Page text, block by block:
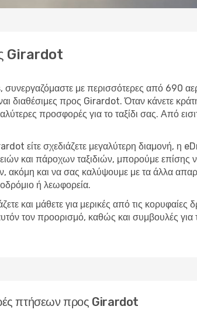
Girardot
με περισσότερες από 690
διαθέσιμες προς Girardot. Όταν κάνετε
προσφορές για το ταξίδι σας. Από
είτε σχεδιάζετε μεγαλύτερη διαμονή, η
και πάροχων ταξιδιών, μπορούμε επίσης
και να σας καλύψουμε με τα άλλα
ή λεωφορεία.
και μάθετε για μερικές από τις κορυφαίες
τον προορισμό, καθώς και συμβουλές για
πτήσεων προς Girardot